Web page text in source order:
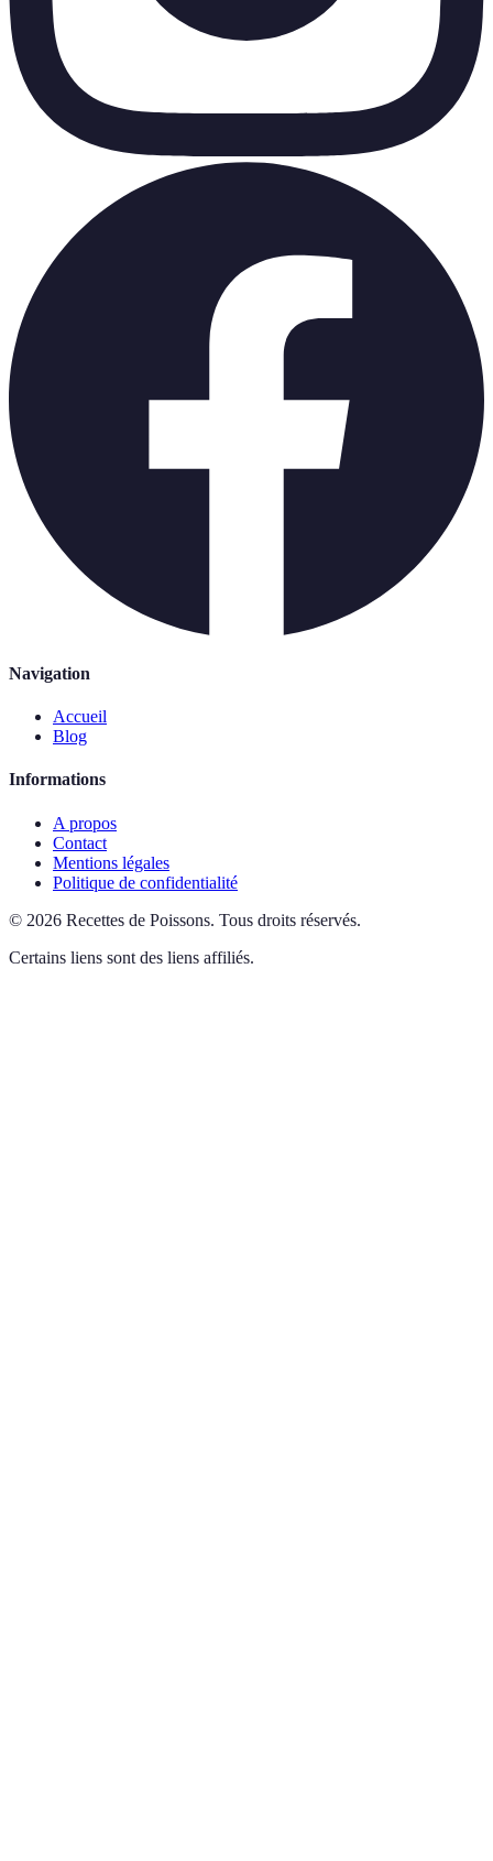
Navigation
Accueil
Blog
Informations
A propos
Contact
Mentions légales
Politique de confidentialité
© 2026 Recettes de Poissons. Tous droits réservés.
Certains liens sont des liens affiliés.